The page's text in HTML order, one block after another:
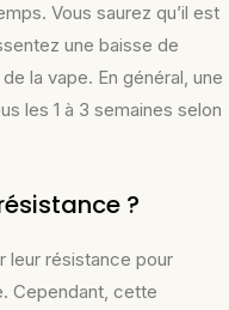
Vous saurez qu’il est
une baisse de
la vape. En général, une
les 1 à 3 semaines selon
?
leur résistance pour
Cependant, cette